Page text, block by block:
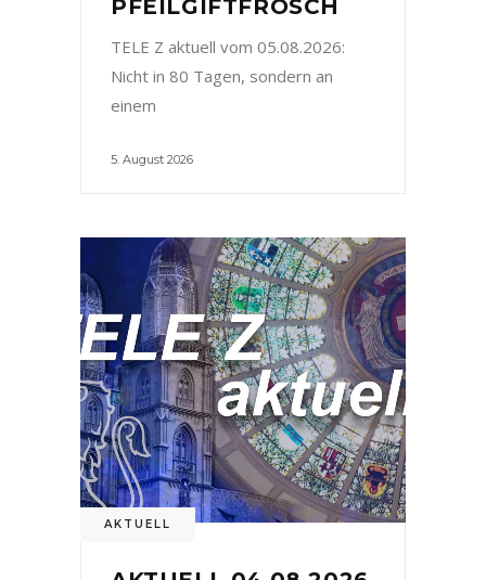
PFEILGIFTFROSCH
TELE Z aktuell vom 05.08.2026:
Nicht in 80 Tagen, sondern an
einem
5. August 2026
AKTUELL